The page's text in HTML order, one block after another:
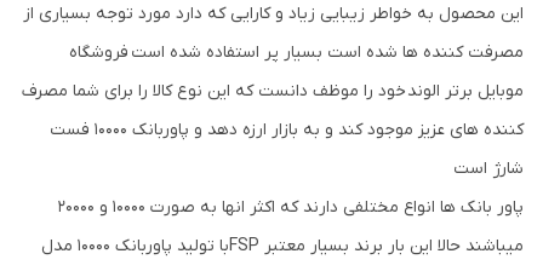
این محصول به خواطر زیبایی زیاد و کارایی که دارد مورد توجه بسیاری از
مصرفت کننده ها شده است بسیار پر استفاده شده است فروشگاه
موبایل برتر الوند خود را موظف دانست که این نوع کالا را برای شما مصرف
کننده های عزیز موجود کند و به بازار ارزه دهد و پاوربانک 10000 فست
شارژ است
پاور بانک ها انواع مختلفی دارند که اکثر انها به صورت 10000 و 20000
میباشند حالا این بار برند بسیار معتبر FSPبا تولید پاوربانک 10000 مدل